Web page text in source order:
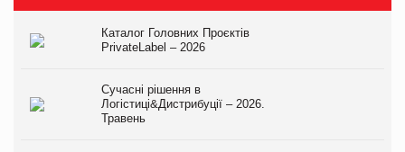
Каталог Головних Проєктів
PrivateLabel – 2026
Сучасні рішення в
Логістиці&Дистрибуції – 2026.
Травень